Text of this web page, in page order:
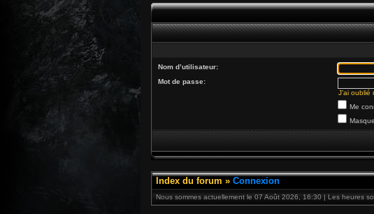
Nom d’utilisateur:
Mot de passe:
J’ai oublié
Me
Index du forum » Connexion
Nous sommes actuellement le 07 Août 2026, 16:30 | Les heures